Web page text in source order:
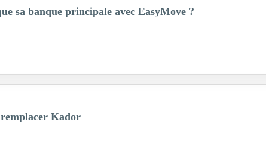
sa banque principale avec EasyMove ?
Kador